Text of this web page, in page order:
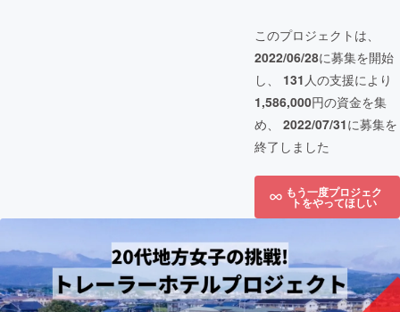
このプロジェクトは、
2022/06/28に募集を開始
し、 131 人の支援により
1,586,000円の資金を集
め、 2022/07/31に募集を
終了しました
もう一度プロジェク
トをやってほしい